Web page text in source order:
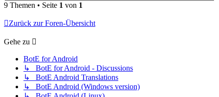
9 Themen • Seite 1 von 1
Zurück zur Foren-Übersicht
Gehe zu
BotE for Android
↳ BotE for Android - Discussions
↳ BotE Android Translations
↳ BotE Android (Windows version)